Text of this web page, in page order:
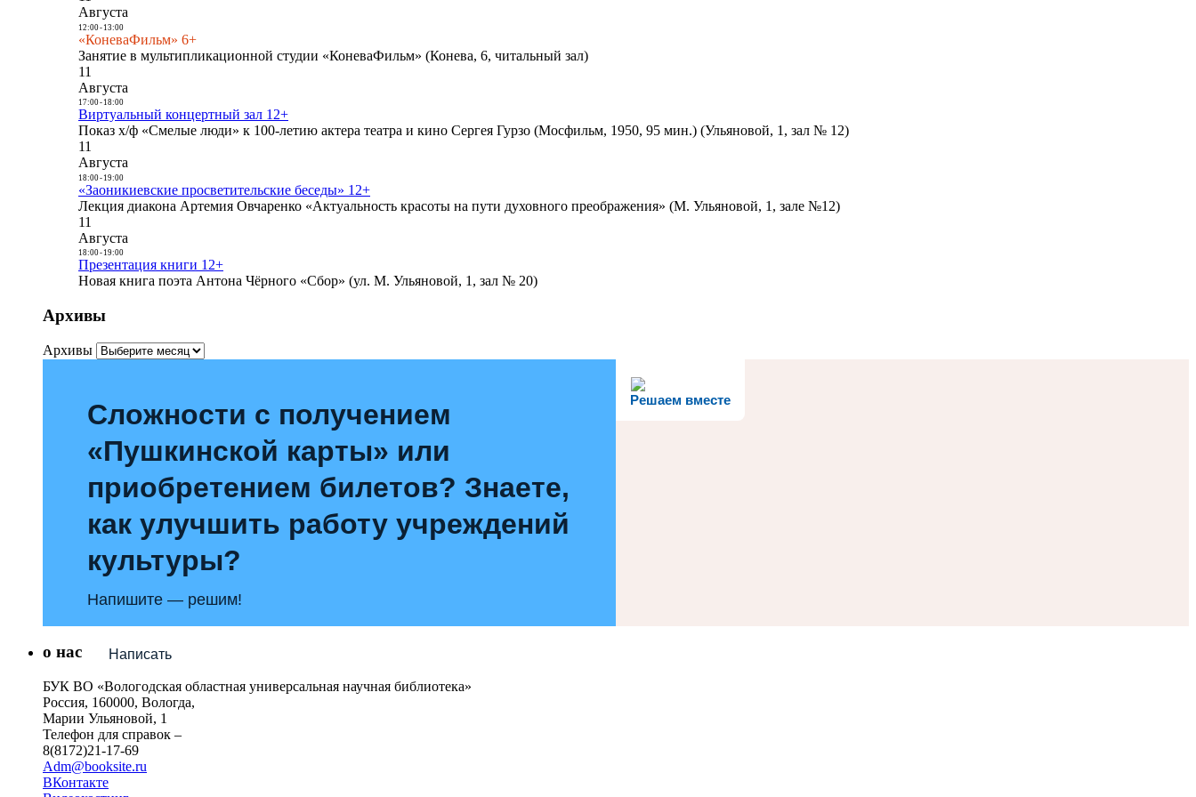
Августа
12:00- 13:00
«КоневаФильм» 6+
Занятие в мультипликационной студии «КоневаФильм» (Конева, 6, читальный зал)
11
Августа
17:00- 18:00
Виртуальный концертный зал 12+
Показ х/ф «Смелые люди» к 100-летию актера театра и кино Сергея Гурзо (Мосфильм, 1950, 95 мин.) (Ульяновой, 1, зал № 12)
11
Августа
18:00- 19:00
«Заоникиевские просветительские беседы» 12+
Лекция диакона Артемия Овчаренко «Актуальность красоты на пути духовного преображения» (М. Ульяновой, 1, зале №12)
11
Августа
18:00- 19:00
Презентация книги 12+
Новая книга поэта Антона Чёрного «Сбор» (ул. М. Ульяновой, 1, зал № 20)
Архивы
Архивы
Решаем вместе
Сложности с получением
«Пушкинской карты» или
приобретением билетов? Знаете,
как улучшить работу учреждений
культуры?
Напишите — решим!
Написать
о нас
БУК ВО «Вологодская областная универсальная научная библиотека»
Россия, 160000, Вологда,
Марии Ульяновой, 1
Телефон для справок –
8(8172)21-17-69
Adm@booksite.ru
ВКонтакте